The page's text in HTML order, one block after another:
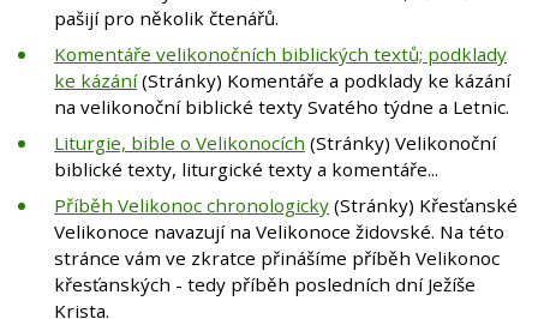
pašijí pro několik čtenářů.
Komentáře velikonočních biblických textů; podklady
ke kázání(Stránky) Komentáře a podklady ke kázání
na velikonoční biblické texty Svatého týdne a Letnic.
Liturgie, bible o Velikonocích (Stránky) Velikonoční
biblické texty, liturgické texty a komentáře...
Příběh Velikonoc chronologicky (Stránky) Křesťanské
Velikonoce navazují na Velikonoce židovské. Na této
stránce vám ve zkratce přinášíme příběh Velikonoc
křesťanských - tedy příběh posledních dní Ježíše
Krista.